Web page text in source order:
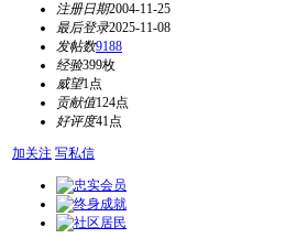
注册日期2004-11-25
最后登录2025-11-08
发帖数9188
经验399枚
威望1点
贡献值124点
好评度41点
加关注 写私信